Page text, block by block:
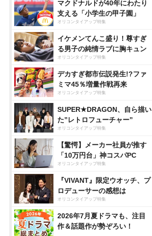
マクドナルドが40年にわたり
支える「小学生の甲子園」
オリコンタイアップ特集
イケメンてんこ盛り！尊すぎ
る男子の純情ラブに胸キュン
オリコンタイアップ特集
デカすぎ都市伝説発生!?ファ
ミマ45％増量作戦再来
オリコンタイアップ特集
SUPER★DRAGON、自ら描い
た”レトロフューチャー”
オリコンタイアップ特集
【驚愕】メーカー社員が推す
「10万円台」神コスパPC
オリコンタイアップ特集
『VIVANT』限定ウオッチ、プ
ロデューサーの感想は
オリコンタイアップ特集
2026年7月夏ドラマも、注目
作＆話題作が勢ぞろい！